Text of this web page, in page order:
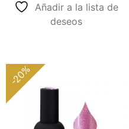
Añadir a la lista de
deseos
-20%